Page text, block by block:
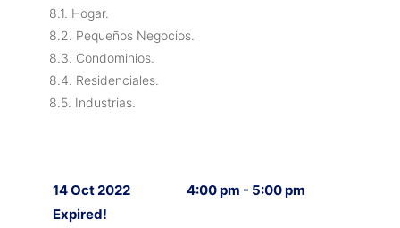
8.1. Hogar.
8.2. Pequeños Negocios.
8.3. Condominios.
8.4. Residenciales.
8.5. Industrias.
14 Oct 2022
Expired!
4:00 pm - 5:00 pm